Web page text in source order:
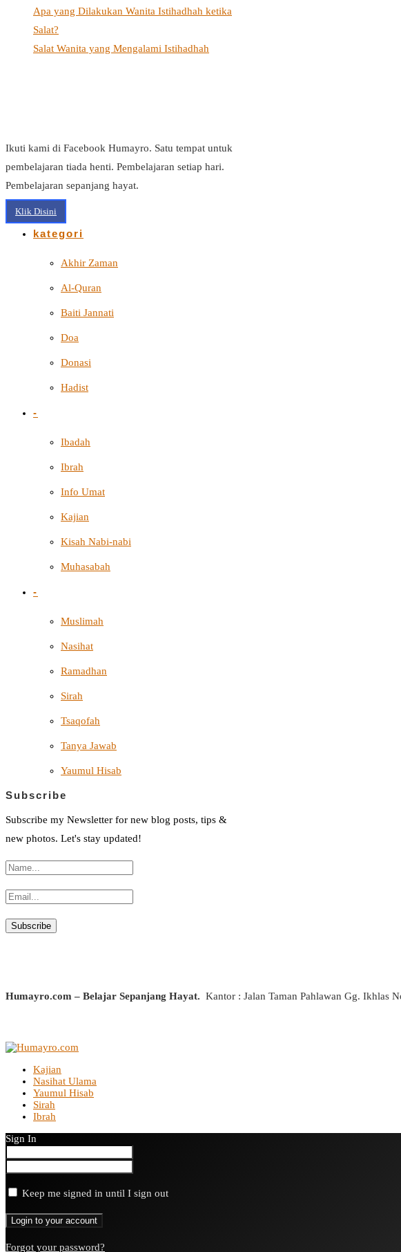
Apa yang Dilakukan Wanita Istihadhah ketika
Salat?
Salat Wanita yang Mengalami Istihadhah
Ikuti kami di Facebook Humayro. Satu tempat untuk
pembelajaran tiada henti. Pembelajaran setiap hari.
Pembelajaran sepanjang hayat.
Klik Disini
kategori
Akhir Zaman
Al-Quran
Baiti Jannati
Doa
Donasi
Hadist
-
Ibadah
Ibrah
Info Umat
Kajian
Kisah Nabi-nabi
Muhasabah
-
Muslimah
Nasihat
Ramadhan
Sirah
Tsaqofah
Tanya Jawab
Yaumul Hisab
Subscribe
Subscribe my Newsletter for new blog posts, tips &
new photos. Let's stay updated!
Humayro.com – Belajar Sepanjang Hayat. Kantor : Jalan Taman Pahlawan Gg. Ikhlas
Kajian
Nasihat Ulama
Yaumul Hisab
Sirah
Ibrah
Sign In
Keep me signed in until I sign out
Forgot your password?